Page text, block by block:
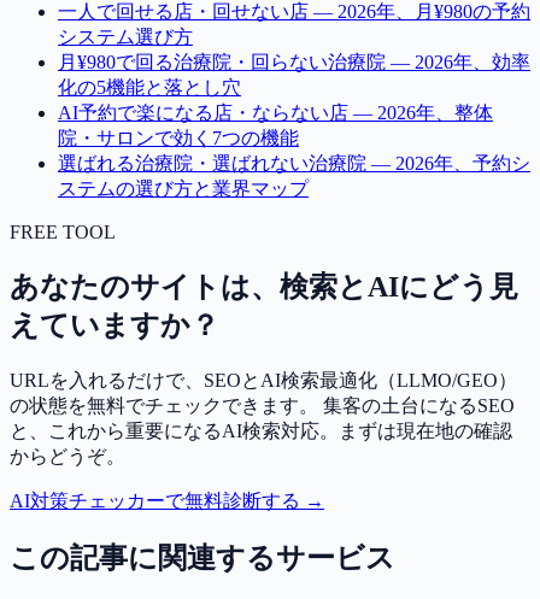
一人で回せる店・回せない店 — 2026年、月¥980の予約
システム選び方
月¥980で回る治療院・回らない治療院 — 2026年、効率
化の5機能と落とし穴
AI予約で楽になる店・ならない店 — 2026年、整体
院・サロンで効く7つの機能
選ばれる治療院・選ばれない治療院 — 2026年、予約シ
ステムの選び方と業界マップ
FREE TOOL
あなたのサイトは、検索とAIにどう見
えていますか？
URLを入れるだけで、SEOとAI検索最適化（LLMO/GEO）
の状態を無料でチェックできます。 集客の土台になるSEO
と、これから重要になるAI検索対応。まずは現在地の確認
からどうぞ。
AI対策チェッカーで無料診断する →
この記事に関連するサービス